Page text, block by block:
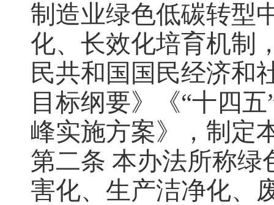
制造业绿色低碳转型
化、长效化培育机制
民共和国国民经济和
目标纲要》《“十四
峰实施方案》，制定
第二条 本办法所称
害化、生产洁净化、